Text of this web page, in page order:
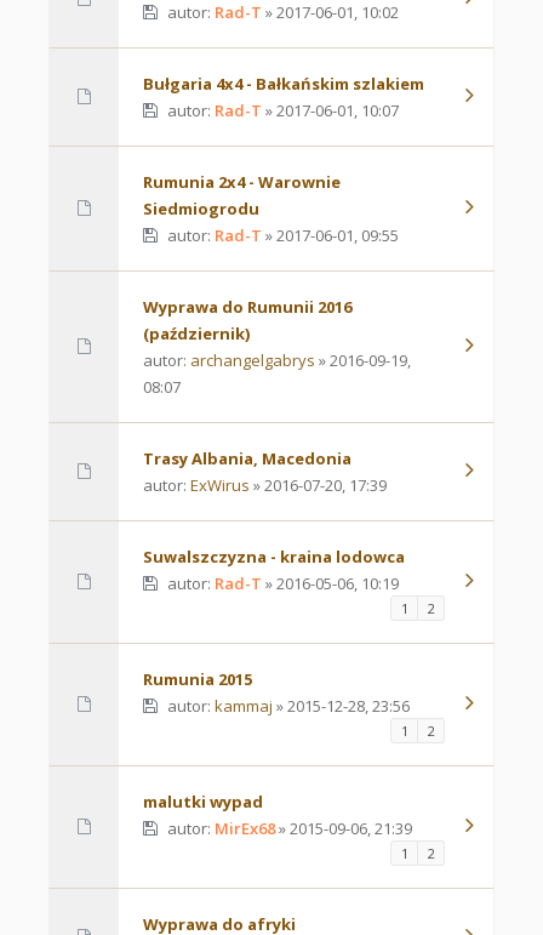
autor: Rad-T » 2017-06-01, 10:02
Bułgaria 4x4 - Bałkańskim szlakiem
autor: Rad-T » 2017-06-01, 10:07
Rumunia 2x4 - Warownie
Siedmiogrodu
autor: Rad-T » 2017-06-01, 09:55
Wyprawa do Rumunii 2016
(październik)
autor: archangelgabrys » 2016-09-19,
08:07
Trasy Albania, Macedonia
autor: ExWirus » 2016-07-20, 17:39
Suwalszczyzna - kraina lodowca
autor: Rad-T » 2016-05-06, 10:19
1 2
Rumunia 2015
autor: kammaj » 2015-12-28, 23:56
1 2
malutki wypad
autor: MirEx68» 2015-09-06, 21:39
1 2
Wyprawa do afryki